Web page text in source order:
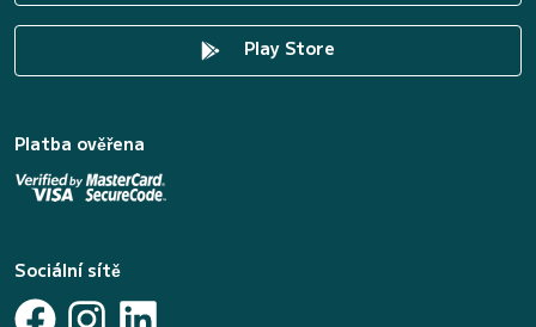
Play Store
Platba ověřena
Sociální sítě